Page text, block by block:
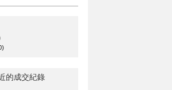
的成交紀錄